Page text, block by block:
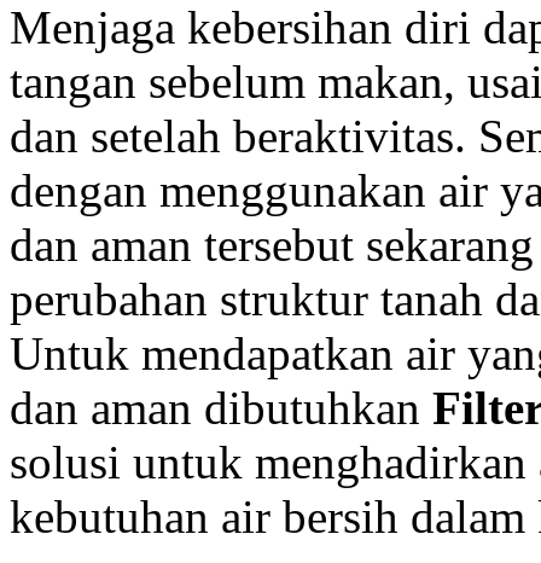
Menjaga kebersihan diri
tangan sebelum makan,
dan setelah beraktivitas.
dengan menggunakan air
dan aman tersebut
perubahan struktur tanah
Untuk mendapatkan air
dan aman dibutuhkan
solusi untuk
kebutuhan air bersih